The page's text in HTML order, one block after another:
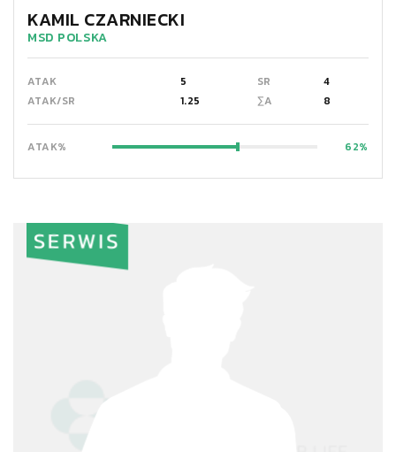
KAMIL CZARNIECKI
MSD POLSKA
ATAK 5 SR
4
ATAK/SR
1.25 ∑A 8
ATAK% 62
SERWIS